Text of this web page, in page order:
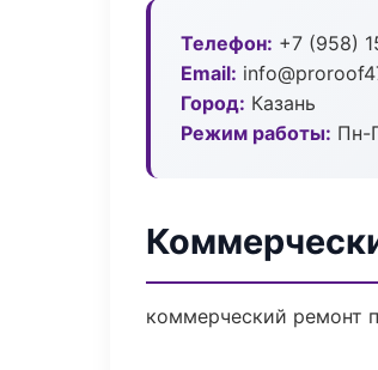
Телефон: +7 (958)
Email:
Город: Казань
Режим работы: Пн-
коммерческий ремонт